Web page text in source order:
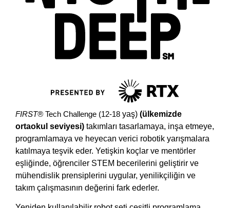
FIRST® Tech Challenge (12-18 yaş) (ülkemizde
ortaokul seviyesi) takımları tasarlamaya, inşa etmeye,
programlamaya ve heyecan verici robotik yarışmalara
katılmaya teşvik eder. Yetişkin koçlar ve mentörler
eşliğinde, öğrenciler STEM becerilerini geliştirir ve
mühendislik prensiplerini uygular, yenilikçiliğin ve
takım çalışmasının değerini fark ederler.